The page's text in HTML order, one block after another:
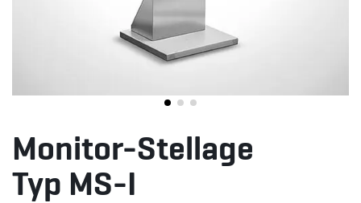
Monitor-Stellage
Typ MS-I